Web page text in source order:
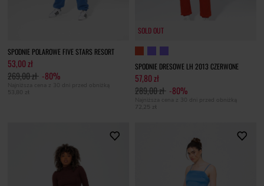
SPODNIE POLAROWE FIVE STARS RESORT
53,00 zł
269,00 zł -80%
Najniższa cena z 30 dni przed obniżką
53,80 zł
SOLD OUT
SPODNIE DRESOWE LH 2013 CZERWONE
57,80 zł
289,00 zł -80%
Najniższa cena z 30 dni przed obniżką
72,25 zł